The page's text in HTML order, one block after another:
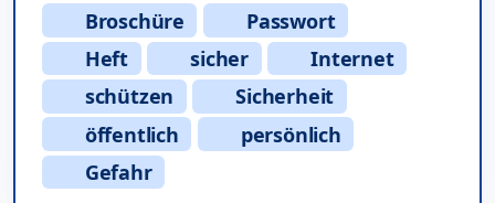
Broschüre
Passwort
Heft
sicher
Internet
schützen
Sicherheit
öffentlich
persönlich
Gefahr